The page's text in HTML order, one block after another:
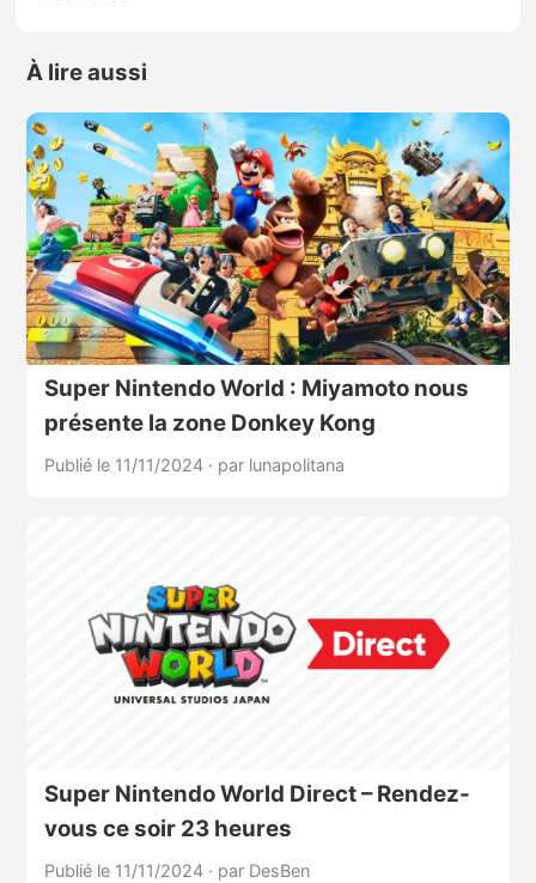
À lire aussi
Super Nintendo World : Miyamoto nous
présente la zone Donkey Kong
Publié le 11/11/2024 · par lunapolitana
Super Nintendo World Direct – Rendez-
vous ce soir 23 heures
Publié le 11/11/2024 · par DesBen